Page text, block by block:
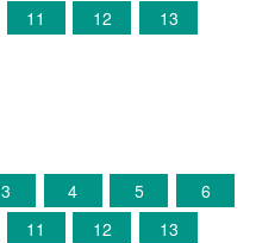
11 12
13
3 4 5
6
11 12
13